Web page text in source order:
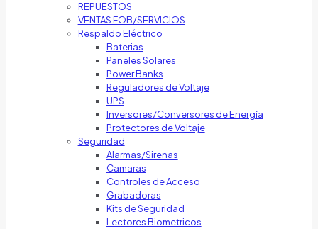
REPUESTOS
VENTAS FOB/SERVICIOS
Respaldo Eléctrico
Baterias
Paneles Solares
Power Banks
Reguladores de Voltaje
UPS
Inversores/Conversores de Energía
Protectores de Voltaje
Seguridad
Alarmas/Sirenas
Camaras
Controles de Acceso
Grabadoras
Kits de Seguridad
Lectores Biometricos